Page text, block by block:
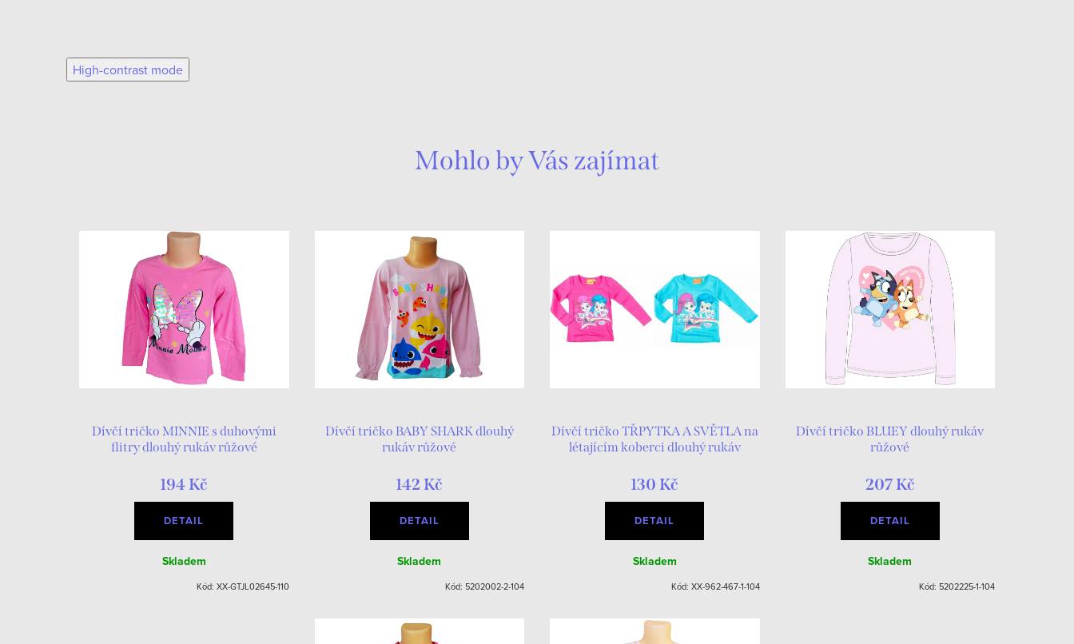
High-contrast mode
Mohlo by Vás zajímat
Dívčí tričko MINNIE s duhovými
flitry dlouhý rukáv růžové
194 Kč
DETAIL
Skladem
Kód: XX-GTJL02645-110
Dívčí tričko BABY SHARK dlouhý
rukáv růžové
142 Kč
DETAIL
Skladem
Kód: 5202002-2-104
Dívčí tričko TŘPYTKA A SVĚTLA na
létajícím koberci dlouhý rukáv
130 Kč
DETAIL
Skladem
Kód: XX-962-467-1-104
Dívčí tričko BLUEY dlouhý rukáv
růžové
207 Kč
DETAIL
Skladem
Kód: 5202225-1-104